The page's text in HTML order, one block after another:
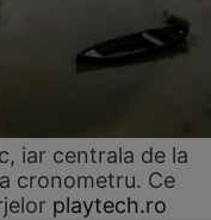
iar centrala de la
cronometru. Ce
playtech.ro